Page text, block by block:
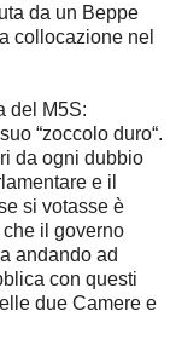
da un Beppe
collocazione nel
del M5S:
“zoccolo duro“.
da ogni dubbio
e il
si votasse è
il governo
andando ad
con questi
due Camere e